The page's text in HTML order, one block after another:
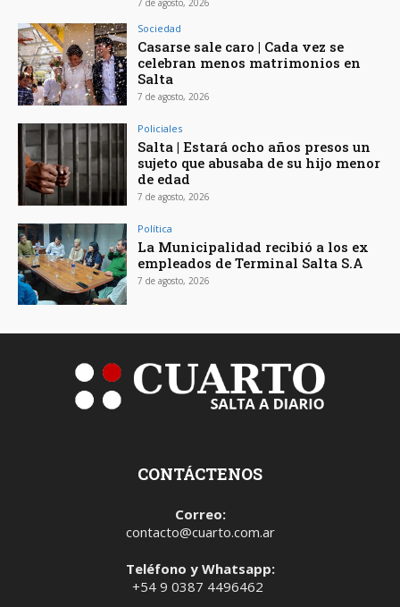
7 de agosto, 2026
Sociedad
Casarse sale caro | Cada vez se
celebran menos matrimonios en
Salta
7 de agosto, 2026
Policiales
Salta | Estará ocho años presos un
sujeto que abusaba de su hijo menor
de edad
7 de agosto, 2026
Política
La Municipalidad recibió a los ex
empleados de Terminal Salta S.A
7 de agosto, 2026
CONTÁCTENOS
Correo:
contacto@cuarto.com.ar
Teléfono y Whatsapp:
+54 9 0387 4496462